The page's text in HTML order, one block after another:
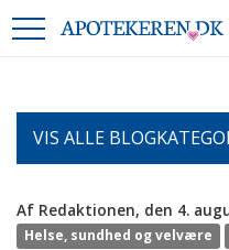
VIS ALLE
Af Redaktionen, den 4.
Helse, sundhed og velvære